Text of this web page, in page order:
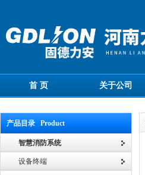
首 页 关于公司
产品目录 Product
智慧消防系统
设备终端